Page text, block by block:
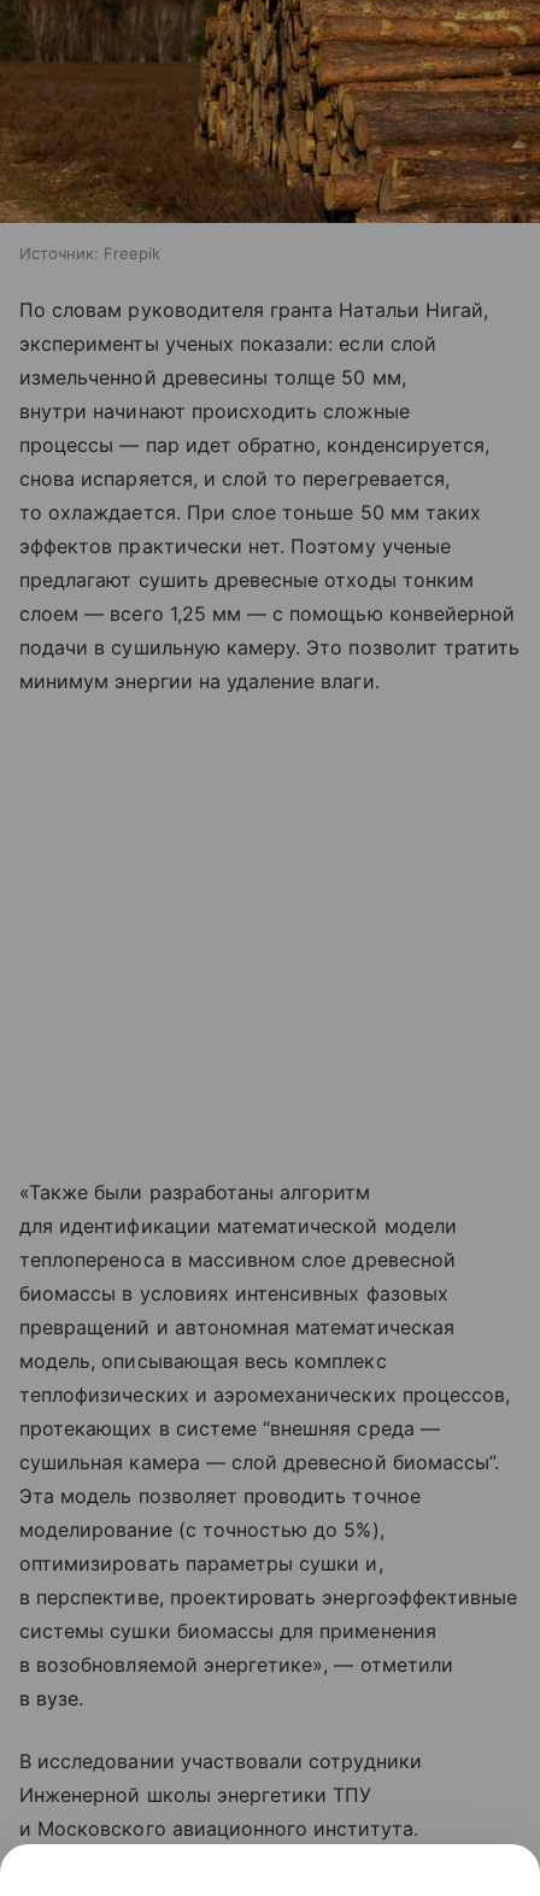
Источник: Freepik
По словам руководителя гранта Натальи Нигай,
эксперименты ученых показали: если слой
измельченной древесины толще 50 мм,
внутри начинают происходить сложные
процессы — пар идет обратно, конденсируется,
снова испаряется, и слой то перегревается,
то охлаждается. При слое тоньше 50 мм таких
эффектов практически нет. Поэтому ученые
предлагают сушить древесные отходы тонким
слоем — всего 1,25 мм — с помощью конвейерной
подачи в сушильную камеру. Это позволит тратить
минимум энергии на удаление влаги.
«Также были разработаны алгоритм
для идентификации математической модели
теплопереноса в массивном слое древесной
биомассы в условиях интенсивных фазовых
превращений и автономная математическая
модель, описывающая весь комплекс
теплофизических и аэромеханических процессов,
протекающих в системе “внешняя среда —
сушильная камера — слой древесной биомассы”.
Эта модель позволяет проводить точное
моделирование (с точностью до 5%),
оптимизировать параметры сушки и,
в перспективе, проектировать энергоэффективные
системы сушки биомассы для применения
в возобновляемой энергетике», — отметили
в вузе.
В исследовании участвовали сотрудники
Инженерной школы энергетики ТПУ
и Московского авиационного института.